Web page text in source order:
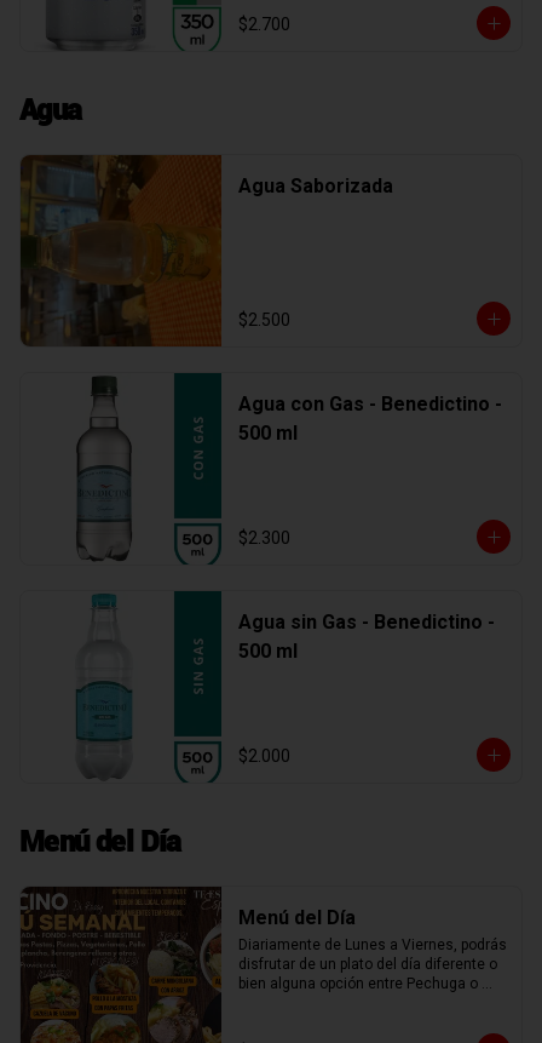
$2.700
Agua
Agua Saborizada
$2.500
Agua con Gas - Benedictino -
500 ml
$2.300
Agua sin Gas - Benedictino -
500 ml
$2.000
Menú del Día
Menú del Día
Diariamente de Lunes a Viernes, podrás
disfrutar de un plato del día diferente o
bien alguna opción entre Pechuga o